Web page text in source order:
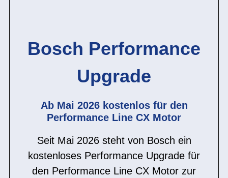
Bosch Performance
Upgrade
Ab Mai 2026 kostenlos für den
Performance Line CX Motor
Seit Mai 2026 steht von Bosch ein
kostenloses Performance Upgrade für
den Performance Line CX Motor zur